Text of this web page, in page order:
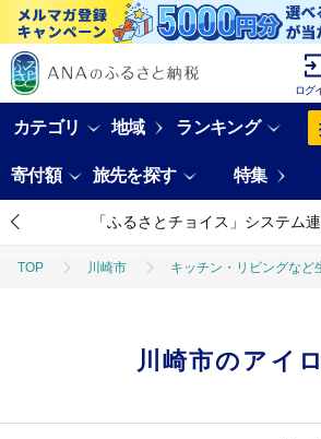
ログ
カテゴリ 地域 ランキング
寄付額 旅先を探す 特集
「ふるさとチョイス」システム
TOP 川崎市 キッチン・リビングなど
川崎市のアイ